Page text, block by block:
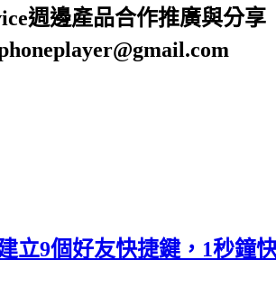
週邊產品合作推廣與分享
立9個好友快捷鍵，1秒鐘